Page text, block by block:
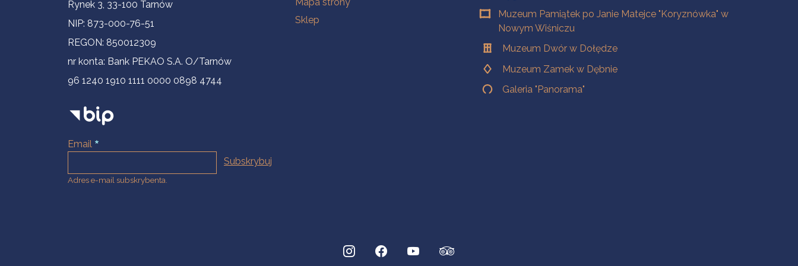
Rynek 3, 33-100 Tarnów
NIP: 873-000-76-51
REGON: 850012309
nr konta: Bank PEKAO S.A. O/Tarnów
96 1240 1910 1111 0000 0898 4744
Email
Adres e-mail subskrybenta.
Sklep
Muzeum Pamiątek po Janie Matejce "Koryznówka" w
Nowym Wiśniczu
Muzeum Dwór w Dołędze
Muzeum Zamek w Dębnie
Galeria "Panorama"